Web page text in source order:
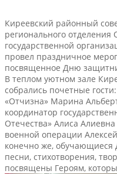
Киреевский районный
регионального
государственной
провел праздничное
посвященное Дню
В теплом уютном зале
собрались почетные
«Отчизна» Марина
координатор
Отечества» Алиса
военной операции
конечно же, обучающиеся
песни, стихотворения,
посвящены Героям,